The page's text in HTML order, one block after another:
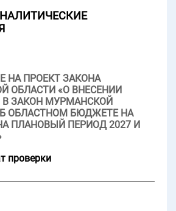
НА ПРОЕКТ ЗАКОНА
ОБЛАСТИ «О ВНЕСЕНИИ
ЗАКОН МУРМАНСКОЙ
ОБЛАСТНОМ БЮДЖЕТЕ НА
ПЛАНОВЫЙ ПЕРИОД 2027 И
проверки